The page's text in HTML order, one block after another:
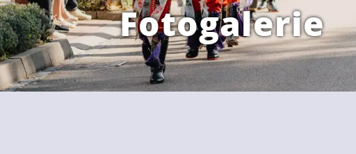
Fotogalerie